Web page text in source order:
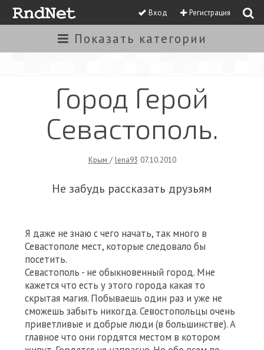
Вход Регистрация
Показать категории
Город Герой
Севастополь.
Крым / lena93 07.10.2010
Не забудь рассказать друзьям
Я даже не знаю с чего начать, так много в
Севастополе мест, которые следовало бы
посетить.
Севастополь - не обыкновенный город. Мне
кажется что есть у этого города какая то
скрытая магия. Побываешь один раз и уже не
сможешь забыть никогда. Севостопольцы очень
приветливые и добрые люди (в большинстве). А
главное что они гордятся местом в котором